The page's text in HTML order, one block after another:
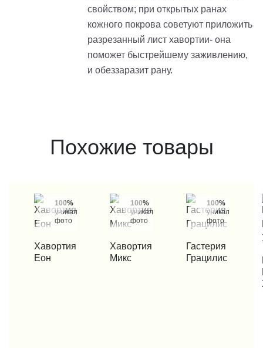
свойством; при открытых ранах
кожного покрова советуют приложить
разрезанный лист хавортии- она
поможет быстрейшему заживлению,
и обеззаразит рану.
Похожие товары
100%
уникальные
фото
КУПИТЬ В 1 КЛИК
Хавортия
Еон
100%
уникальные
фото
КУПИТЬ В 1 КЛИК
Хавортия
Микс
100%
уникальные
фото
КУПИТЬ В 1 КЛИК
Гастерия
Грацилис